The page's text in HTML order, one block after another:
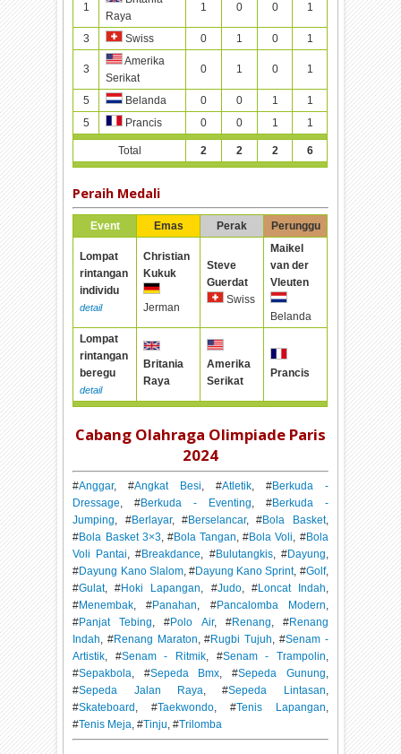
1
Raya
1 0 0 1
3 Swiss 0 1 0 1
3
Amerika
Serikat
0 1 0 1
5 Belanda 0 0 1
1
5
Prancis 0 0 1 1
Total 2 2 2 6
Peraih Medali
Event Emas Perak Perunggu
Lompat
rintangan
individu
detail
Christian
Kukuk
Jerman
Steve
Guerdat
Swiss
Maikel
van der
Vleuten
Belanda
Lompat
rintangan
beregu
detail
Britania
Raya
Amerika
Serikat
Prancis
Cabang Olahraga Olimpiade Paris
2024
#Anggar, #Angkat Besi , #Atletik, #Berkuda -
Dressage , #Berkuda - Eventing , #Berkuda -
Jumping , #Berlayar, #Berselancar, #Bola Basket,
#Bola Basket 3×3, #Bola Tangan , #Bola Voli , #Bola
Voli Pantai
, #Breakdance , #Bulutangkis, #Dayung
#Dayung Kano Slalom, #Dayung Kano Sprint, #Golf,
#Gulat, #Hoki Lapangan , #Judo, #Loncat Indah
#Menembak , #Panahan , #Pancalomba Modern
#Panjat Tebing , #Polo Air, #Renang , #Renang
Indah , #Renang Maraton , #Rugbi Tujuh , #Senam -
Artistik , #Senam - Ritmik , #Senam - Trampolin
#Sepakbola , #Sepeda Bmx , #Sepeda Gunung
#Sepeda Jalan Raya , #Sepeda Lintasan
#Skateboard , #Taekwondo , #Tenis Lapangan
#Tenis Meja , #Tinju , #Trilomba